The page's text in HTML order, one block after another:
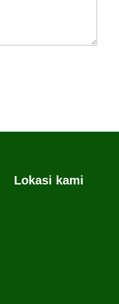
Lokasi kami